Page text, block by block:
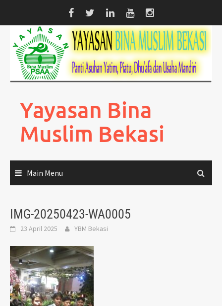
content
Yayasan Bina
Muslim Bekasi
Main Menu
IMG-20250423-WA0005
23 April 2025 YBM Bekasi